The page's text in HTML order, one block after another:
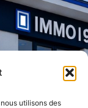
utilisons des